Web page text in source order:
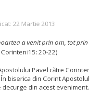
22 Martie 2013
a venit prin om, tot
20-22)
Pavel către
biserica din Corint
din acest eveniment.